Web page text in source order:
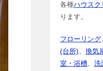
各種ハウスク
ります。
フローリング
(台所)
換気
室・浴槽
洗